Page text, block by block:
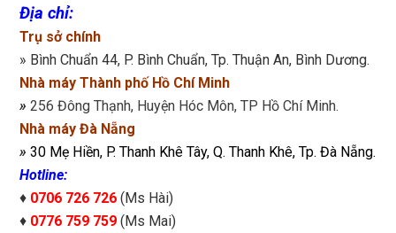
Địa chỉ:
Trụ sở chính
» Bình Chuẩn 44, P. Bình Chuẩn, Tp. Thuận An, Bình Dương.
Nhà máy Thành phố Hồ Chí Minh
» 256 Đông Thạnh, Huyện Hóc Môn, TP Hồ Chí Minh.
Nhà máy Đà Nẵng
» 30 Mẹ Hiền, P. Thanh Khê Tây, Q. Thanh Khê, Tp. Đà Nẵng.
Hotline:
♦ 0706 726 726(Ms Hài)
♦ 0776 759 759(Ms Mai)